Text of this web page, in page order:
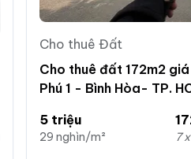
Cho thuê Đất
Cho thuê đất 172m2
Phú 1 - Bình Hòa- TP.
5 triệu
29 nghìn/m² 7